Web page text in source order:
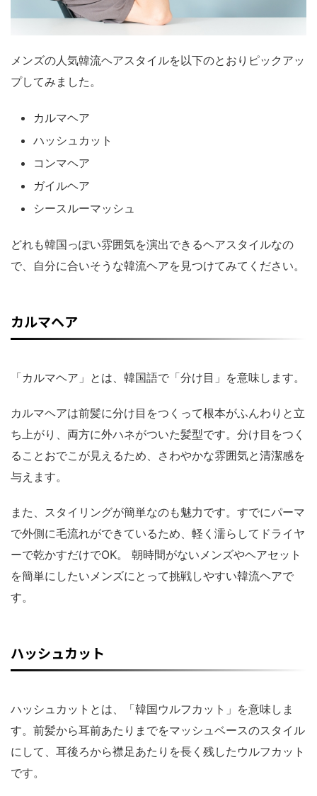
メンズの人気韓流ヘアスタイルを以下のとおりピックアッ
プしてみました。
カルマヘア
ハッシュカット
コンマヘア
ガイルヘア
シースルーマッシュ
どれも韓国っぽい雰囲気を演出できるヘアスタイルなの
で、自分に合いそうな韓流ヘアを見つけてみてください。
カルマヘア
「カルマヘア」とは、韓国語で「分け目」を意味します。
カルマヘアは前髪に分け目をつくって根本がふんわりと立
ち上がり、両方に外ハネがついた髪型です。分け目をつく
ることおでこが見えるため、さわやかな雰囲気と清潔感を
与えます。
また、スタイリングが簡単なのも魅力です。すでにパーマ
で外側に毛流れができているため、軽く濡らしてドライヤ
ーで乾かすだけでOK。 朝時間がないメンズやヘアセット
を簡単にしたいメンズにとって挑戦しやすい韓流ヘアで
す。
ハッシュカット
ハッシュカットとは、「韓国ウルフカット」を意味しま
す。前髪から耳前あたりまでをマッシュベースのスタイル
にして、耳後ろから襟足あたりを長く残したウルフカット
です。